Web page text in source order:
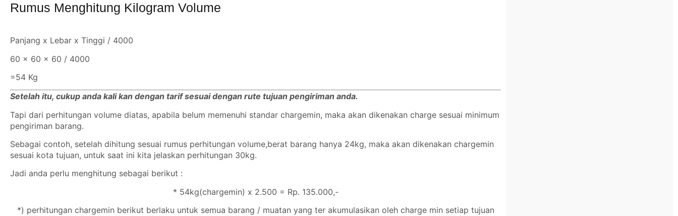
Rumus Menghitung Kilogram Volume
Panjang x Lebar x Tinggi / 4000
60 x 60 x 60 / 4000
=54 Kg
Setelah itu, cukup anda kali kan dengan tarif sesuai dengan rute tujuan pengiriman anda.
Tapi dari perhitungan volume diatas, apabila belum memenuhi standar chargemin, maka akan dikenakan charge sesuai minimum
pengiriman barang.
Sebagai contoh, setelah dihitung sesuai rumus perhitungan volume,berat barang hanya 24kg, maka akan dikenakan chargemin
sesuai kota tujuan, untuk saat ini kita jelaskan perhitungan 30kg.
Jadi anda perlu menghitung sebagai berikut :
* 54kg(chargemin) x 2.500 = Rp. 135.000,-
*) perhitungan chargemin berikut berlaku untuk semua barang / muatan yang ter akumulasikan oleh charge min setiap tujuan